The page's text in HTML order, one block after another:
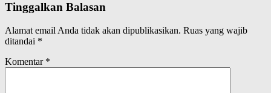
Tinggalkan Balasan
Alamat email Anda tidak akan dipublikasikan. Ruas yang wajib
ditandai *
Komentar *